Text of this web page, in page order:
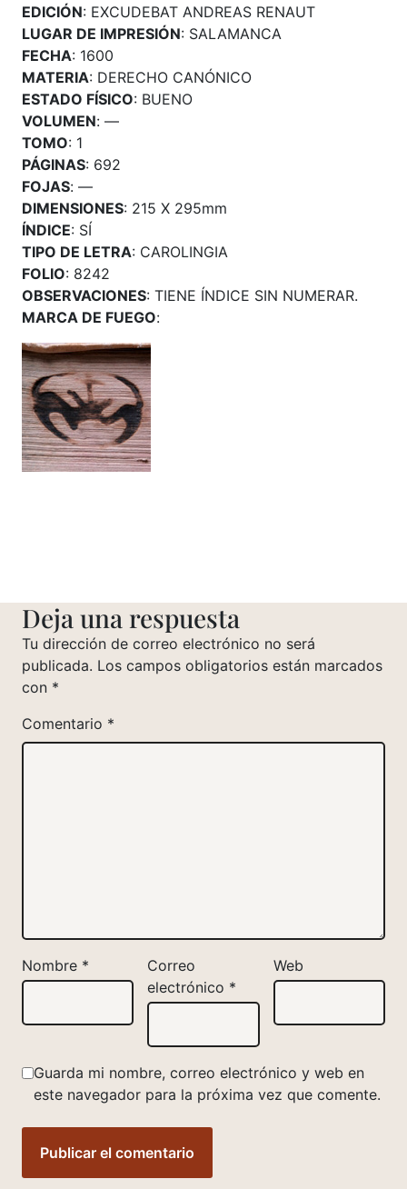
EDICIÓN: EXCUDEBAT ANDREAS RENAUT
LUGAR DE IMPRESIÓN: SALAMANCA
FECHA: 1600
MATERIA: DERECHO CANÓNICO
ESTADO FÍSICO: BUENO
VOLUMEN: —
TOMO: 1
PÁGINAS: 692
FOJAS: —
DIMENSIONES: 215 X 295mm
ÍNDICE: SÍ
TIPO DE LETRA: CAROLINGIA
FOLIO: 8242
OBSERVACIONES: TIENE ÍNDICE SIN NUMERAR.
MARCA DE FUEGO:
Deja una respuesta
Tu dirección de correo electrónico no será
publicada. Los campos obligatorios están marcados
con *
Comentario *
Nombre *
Correo
electrónico *
Web
Guarda mi nombre, correo electrónico y web en
este navegador para la próxima vez que comente.